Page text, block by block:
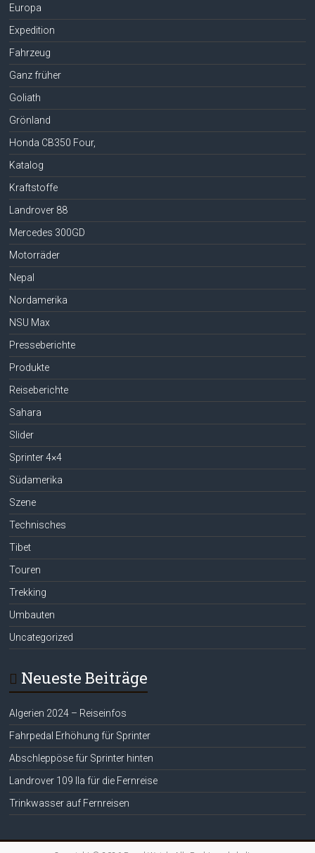
Europa
Expedition
Fahrzeug
Ganz früher
Goliath
Grönland
Honda CB350 Four,
Katalog
Kraftstoffe
Landrover 88
Mercedes 300GD
Motorräder
Nepal
Nordamerika
NSU Max
Presseberichte
Produkte
Reiseberichte
Sahara
Slider
Sprinter 4×4
Südamerika
Szene
Technisches
Tibet
Touren
Trekking
Umbauten
Uncategorized
Neueste Beiträge
Algerien 2024 – Reiseinfos
Fahrpedal Erhöhung für Sprinter
Abschleppöse für Sprinter hinten
Landrover 109 IIa für die Fernreise
Trinkwasser auf Fernreisen